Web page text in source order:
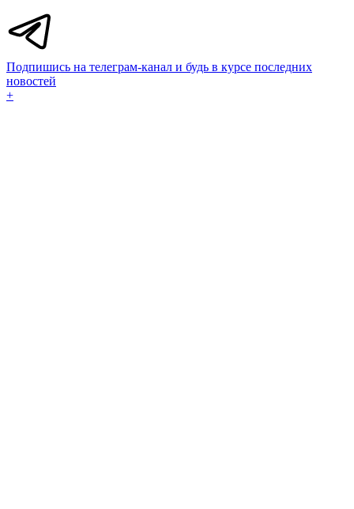
Подпишись на телеграм-канал и будь в курсе последних
новостей
+